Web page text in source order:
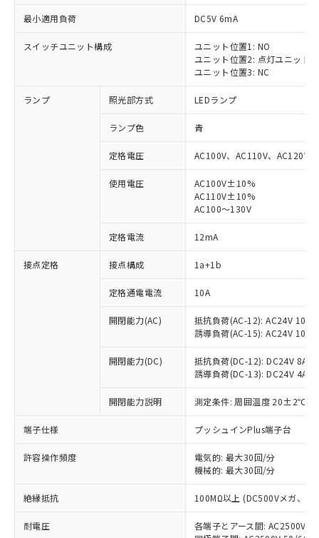
最小適用負荷 DC5V 6mA
スイッチユニット構成
ユニット位置1: NO
ユニット位置2: 点灯ユニット
ユニット位置3: NC
ランプ 照光部方式 LEDランプ
ランプ色 青
定格電圧 AC100V、AC110V、AC120V
使用電圧
AC100V±10%
AC110V±10%
AC100～130V
定格電流 12mA
接点定格 接点構成 1a+1b
定格通電電流 10A
開閉能力(AC)
抵抗負荷(AC-12): AC24V 10A/
誘導負荷(AC-15): AC24V
開閉能力(DC)
抵抗負荷(DC-12): DC24V 8A/
誘導負荷(DC-13): DC24V 4A/
開閉能力説明 測定条件: 周囲温度 20±2℃、
端子仕様 プッシュインPlus端子台
許容操作頻度
電気的: 最大30回/分
機械的: 最大30回/分
絶縁抵抗 100MΩ以上 (DC500Vメガ、点
耐電圧
各端子とアース間: AC2500V
ご利用条件
以下の条件をお読みいただき、同意のうえ
本サービスは、当社制御機器事業取扱
商品の当社在庫状況および標準価格
(税抜)を提供させていただくもので
当社制御機器事業取扱商品の中には、
本サービスの対象外となる商品もある
ことをご了承ください。
※1 対応状況
対応済み：EU RoHS指令（10物質）の
非含有に対応した製品が提供可能な商品で
対応予定：EU RoHS指令（10物質）の非含
有に対応した製品に切り替える予定のある
対応予定なし：EU RoHS指令（10物質）の
非含有に非対応の商品で、対応品を出す予
調査・確認中：EU RoHS指令（10物質）の
非含有の対応状況を調査中または確認中の
商品です。
非該当品：ライセンス料など無形物で、有
害物質有無と関係のない商品です。
仕入先様の事情により、非含有部品として
いたものが、含有品と判明した場合などや
「○」：最大均質材料含有率が中国RoHSの
「×」：最大均質材料含有率が中国RoHSの
基準値を超えていることを示します。
当社は、これら貴社製品のうち、外国